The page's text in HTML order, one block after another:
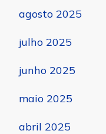
agosto 2025
julho 2025
junho 2025
maio 2025
abril 2025